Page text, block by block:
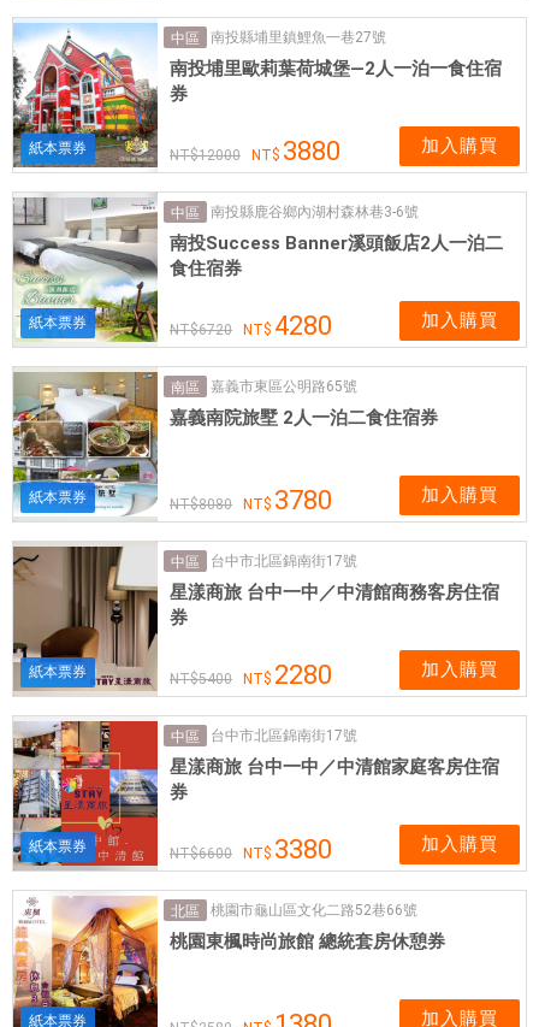
紙本票券
中區 南投縣埔里鎮鯉魚㇐巷27號
南投埔里歐莉葉荷城堡—2人一泊一食住宿
券
12000 3880 加入購買
紙本票券
中區 南投縣鹿谷鄉內湖村森林巷3-6號
南投Success Banner溪頭飯店2人一泊二
食住宿券
6720 4280 加入購買
紙本票券
南區 嘉義市東區公明路65號
嘉義南院旅墅 2人一泊二食住宿券
8080 3780 加入購買
紙本票券
中區 台中市北區錦南街17號
星漾商旅 台中一中／中清館商務客房住宿
券
5400 2280 加入購買
紙本票券
中區 台中市北區錦南街17號
星漾商旅 台中一中／中清館家庭客房住宿
券
6600 3380 加入購買
紙本票券
北區 桃園市龜山區文化二路52巷66號
桃園東楓時尚旅館 總統套房休憩券
加入購買